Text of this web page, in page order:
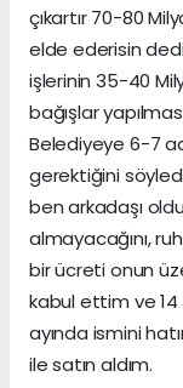
çıkartır 70-80
elde ederisin
işlerinin 35-40
bağışlar
Belediyeye 6-7
gerektiğini
ben arkadaşı
almayacağını,
bir ücreti onun
kabul ettim ve 14
ayında ismini
ile satın aldım.